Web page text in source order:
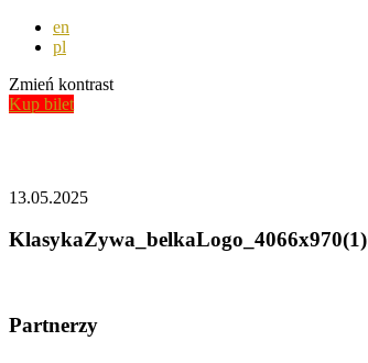
en
pl
Zmień kontrast
Kup bilet
13.05.2025
KlasykaZywa_belkaLogo_4066x970(1)
Partnerzy